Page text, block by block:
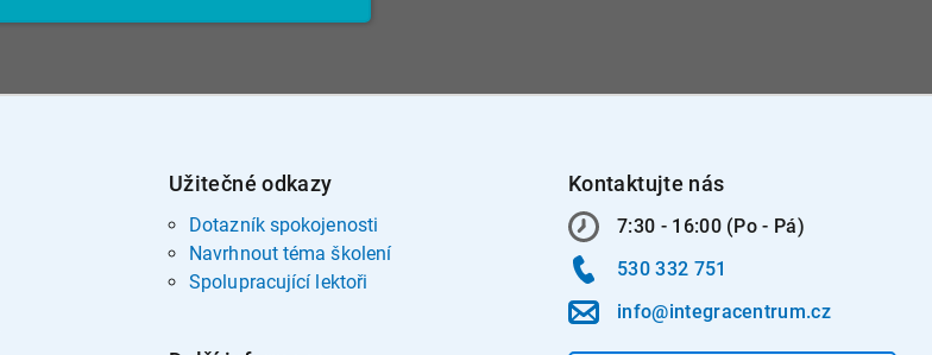
Užitečné odkazy
Dotazník spokojenosti
Navrhnout téma školení
Spolupracující lektoři
Kontaktujte nás
7:30 - 16:00 (Po - Pá)
530 332 751
info@integracentrum.cz